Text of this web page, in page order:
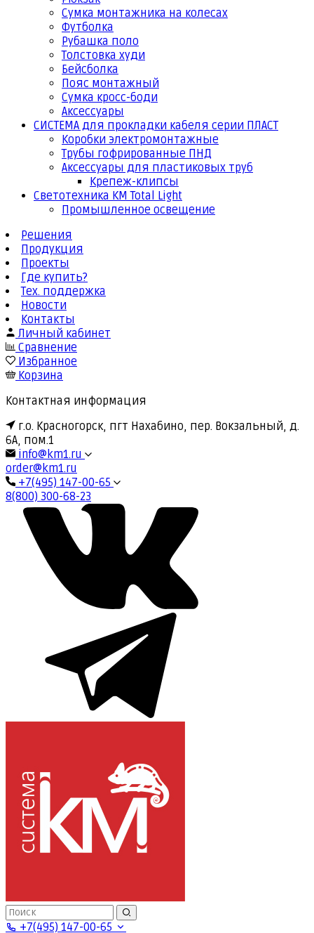
Сумка монтажника на колесах
Футболка
Рубашка поло
Толстовка худи
Бейсболка
Пояс монтажный
Сумка кросс-боди
Аксессуары
СИСТЕМА для прокладки кабеля серии ПЛАСТ
Коробки электромонтажные
Трубы гофрированные ПНД
Аксессуары для пластиковых труб
Крепеж-клипсы
Светотехника КМ Total Light
Промышленное освещение
Решения
Продукция
Проекты
Где купить?
Тех. поддержка
Новости
Контакты
Личный кабинет
Сравнение
Избранное
Корзина
Контактная информация
г.о. Красногорск, пгт Нахабино, пер. Вокзальный, д.
6А, пом.1
info@km1.ru
order@km1.ru
+7(495) 147-00-65
8(800) 300-68-23
+7(495) 147-00-65